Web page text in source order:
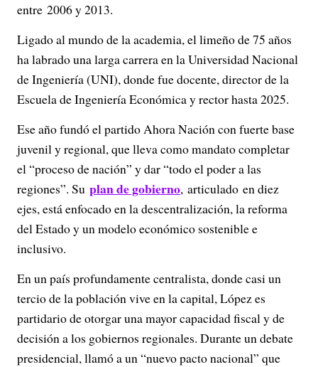
entre 2006 y 2013.
Ligado al mundo de la academia, el limeño de 75 años
ha labrado una larga carrera en la Universidad Nacional
de Ingeniería (UNI), donde fue docente, director de la
Escuela de Ingeniería Económica y rector hasta 2025.
Ese año fundó el partido Ahora Nación con fuerte base
juvenil y regional, que lleva como mandato completar
el “proceso de nación” y dar “todo el poder a las
regiones”. Su plan de gobierno, articulado en diez
ejes, está enfocado en la descentralización, la reforma
del Estado y un modelo económico sostenible e
inclusivo.
En un país profundamente centralista, donde casi un
tercio de la población vive en la capital, López es
partidario de otorgar una mayor capacidad fiscal y de
decisión a los gobiernos regionales. Durante un debate
presidencial, llamó a un “nuevo pacto nacional” que